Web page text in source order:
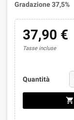
Gradazione 37,5%
37,90 €
Tasse incluse
Quantità
shopping_cart